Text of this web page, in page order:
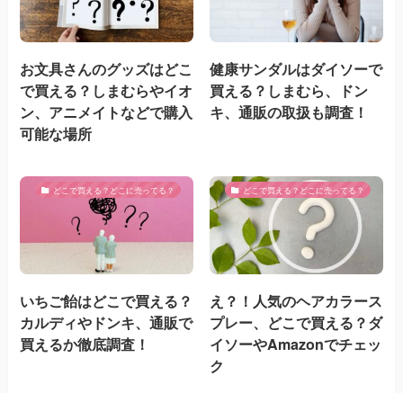
お文具さんのグッズはどこ
で買える？しまむらやイオ
ン、アニメイトなどで購入
可能な場所
健康サンダルはダイソーで
買える？しまむら、ドン
キ、通販の取扱も調査！
どこで買える？どこに売ってる？
いちご飴はどこで買える？
カルディやドンキ、通販で
買えるか徹底調査！
どこで買える？どこに売ってる？
え？！人気のヘアカラース
プレー、どこで買える？ダ
イソーやAmazonでチェッ
ク